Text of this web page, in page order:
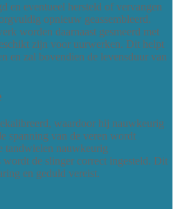
en eventueel hersteld of vervangen
opnieuw geassembleerd.
worden daarnaast gesmeerd met
zijn voor uurwerken. Dit helpt
en zal bovendien de levensduur van
waardoor hij nauwkeurig
spanning van de veren wordt
tandwielen nauwkeurig
wordt de slinger correct ingesteld. Dit
en geduld vereist.